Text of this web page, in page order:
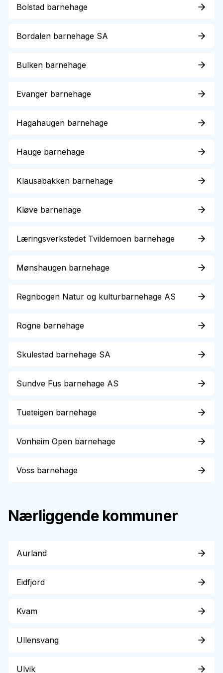
Bolstad barnehage
Bordalen barnehage SA
Bulken barnehage
Evanger barnehage
Hagahaugen barnehage
Hauge barnehage
Klausabakken barnehage
Kløve barnehage
Læringsverkstedet Tvildemoen barnehage
Mønshaugen barnehage
Regnbogen Natur og kulturbarnehage AS
Rogne barnehage
Skulestad barnehage SA
Sundve Fus barnehage AS
Tueteigen barnehage
Vonheim Open barnehage
Voss barnehage
Nærliggende kommuner
Aurland
Eidfjord
Kvam
Ullensvang
Ulvik